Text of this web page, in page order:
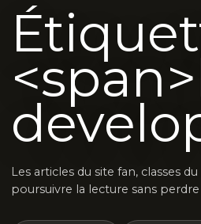
Les articles du site fan, classes
poursuivre la lecture sans perdre